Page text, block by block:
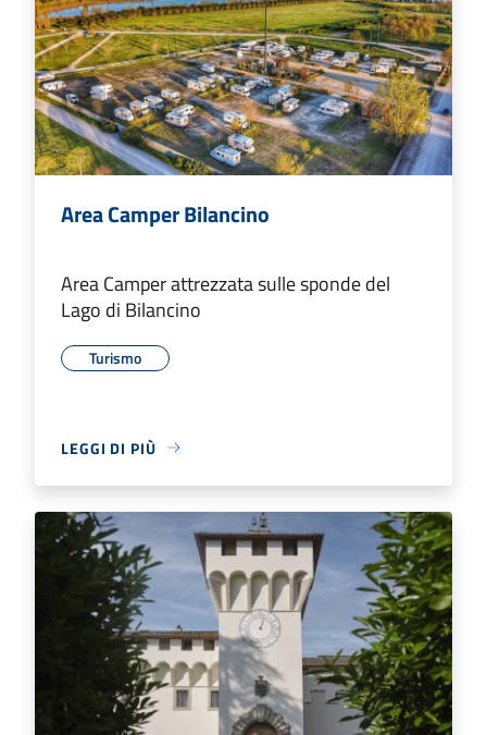
Area Camper Bilancino
Area Camper attrezzata sulle sponde del
Lago di Bilancino
Turismo
LEGGI DI PIÙ